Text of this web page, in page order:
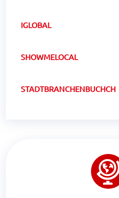
IGLOBAL
SHOWMELOCAL
STADTBRANCHENBUCHCH